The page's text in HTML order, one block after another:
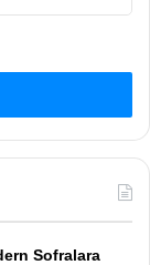
Sofralara